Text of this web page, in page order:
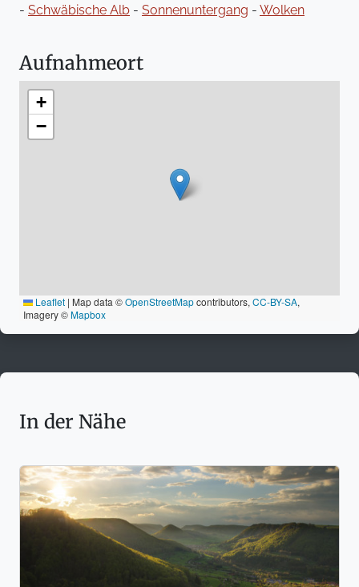
- Schwäbische Alb - Sonnenuntergang - Wolken
Aufnahmeort
+
−
Leaflet | Map data ©OpenStreetMapcontributors, CC-BY-SA,
Imagery ©Mapbox
In der Nähe